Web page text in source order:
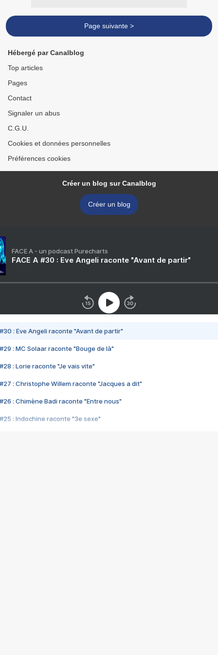
Page suivante >
Hébergé par Canalblog
Top articles
Pages
Contact
Signaler un abus
C.G.U.
Cookies et données personnelles
Préférences cookies
Créer un blog sur Canalblog
Créer un blog
FACE A - un podcast Purecharts
FACE A #30 : Eve Angeli raconte "Avant de partir"
#30 : Eve Angeli raconte "Avant de partir"
#29 : MC Solaar raconte "Bouge de là"
#28 : Lorie raconte "Je vais vite"
#27 : Christophe Willem raconte "Jacques a dit"
#26 : Chimène Badi raconte "Entre nous"
#25 : Indochine raconte "3e sexe"